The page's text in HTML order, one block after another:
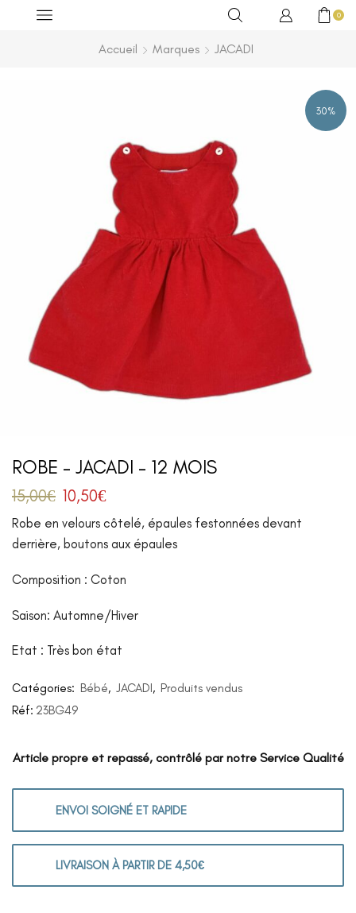
0
Accueil Marques JACADI
30%
ROBE – JACADI – 12 MOIS
15,00€ 10,50€
Robe en velours côtelé, épaules festonnées devant
derrière, boutons aux épaules
Composition : Coton
Saison: Automne/Hiver
Etat : Très bon état
Catégories: Bébé, JACADI, Produits vendus
Réf: 23BG49
Article propre et repassé, contrôlé par notre Service Qualité
ENVOI SOIGNÉ ET RAPIDE
LIVRAISON À PARTIR DE 4,50€